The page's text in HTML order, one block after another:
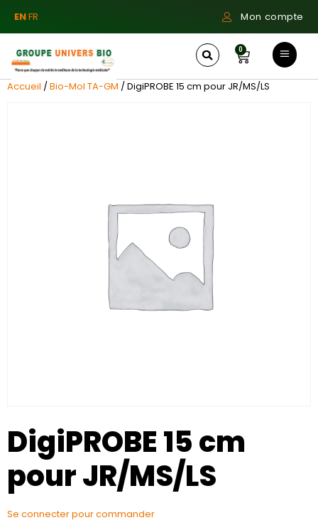
ENFR Mon compte
0
Accueil /Bio-Mol TA-GM / DigiPROBE 15 cm pour JR/MS/LS
DigiPROBE 15 cm
pour JR/MS/LS
Se connecter pour commander